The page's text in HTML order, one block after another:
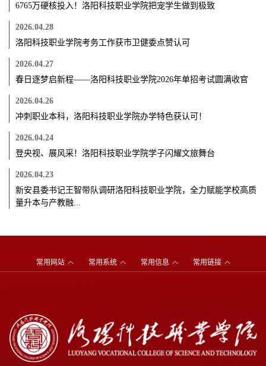
6765万硬核投入！洛阳科技职业学院把宠学生做到极致
2026.04.28
洛阳科技职业学院考务工作获市卫健委点赞认可
2026.04.27
春日逐梦启新程——洛阳科技职业学院2026年单招考试圆满收官
2026.04.26
冲刺职业本科，洛阳科技职业学院办学特色获认可！
2026.04.24
登央视、展风采！洛阳科技职业学院学子闪耀文旅舞台
2026.04.23
新安县委书记王智带队调研洛阳科技职业学院，全力赋能学校高质
量升本与产教融...
常用网站 常用系统 常用信息 常用链接